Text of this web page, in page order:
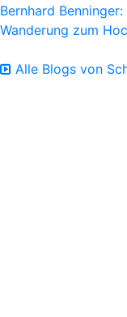
Bernhard
Wanderung zum
Alle Blogs von